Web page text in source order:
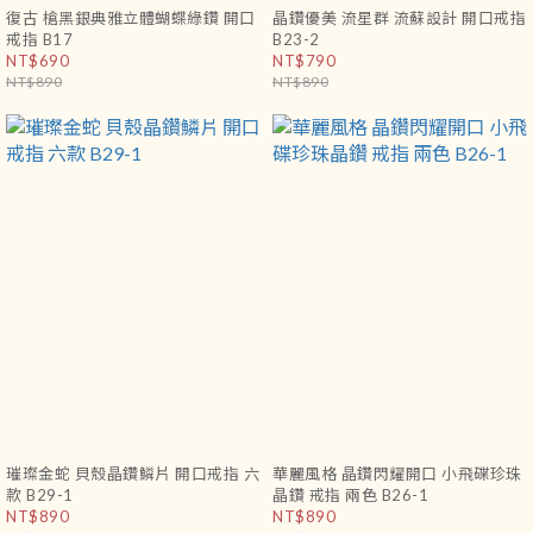
復古 槍黑銀典雅立體蝴蝶綠鑽 開口
戒指 B17
NT$690
NT$890
晶鑽優美 流星群 流蘇設計 開口戒指
B23-2
NT$790
NT$890
璀璨金蛇 貝殼晶鑽鱗片 開口戒指 六
款 B29-1
NT$890
華麗風格 晶鑽閃耀開口 小飛碟珍珠
晶鑽 戒指 兩色 B26-1
NT$890